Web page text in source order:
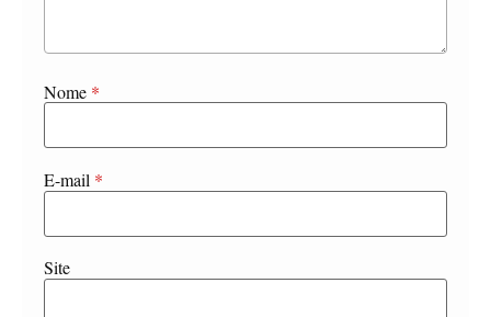
Nome *
E-mail *
Site